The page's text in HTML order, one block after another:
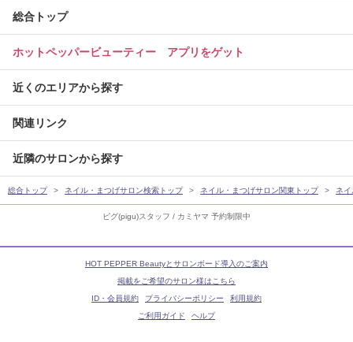
ピグ(pigu)スタッフ / カミヤマ 予約制限中
総合トップ
ホットペッパービューティー アプリをゲット
近くのエリアから探す
関連リンク
近隣のサロンから探す
総合トップ ネイル・まつげサロン検索トップ ネイル・まつげサロン関東トップ ネ
HOT PEPPER Beautyとサロンボード導入のご案内
掲載をご希望のサロン様はこちら
ID・会員規約
プライバシーポリシー
利用規約
ご利用ガイド
ヘルプ